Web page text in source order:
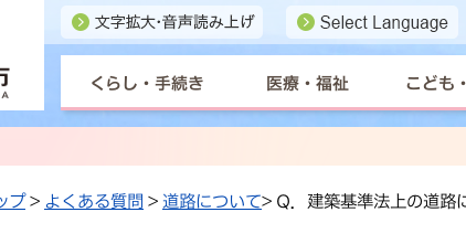
くらし・手続き 医療・福祉 こども
プ> よくある質問 > 道路について> Q．建築基準法上の道路